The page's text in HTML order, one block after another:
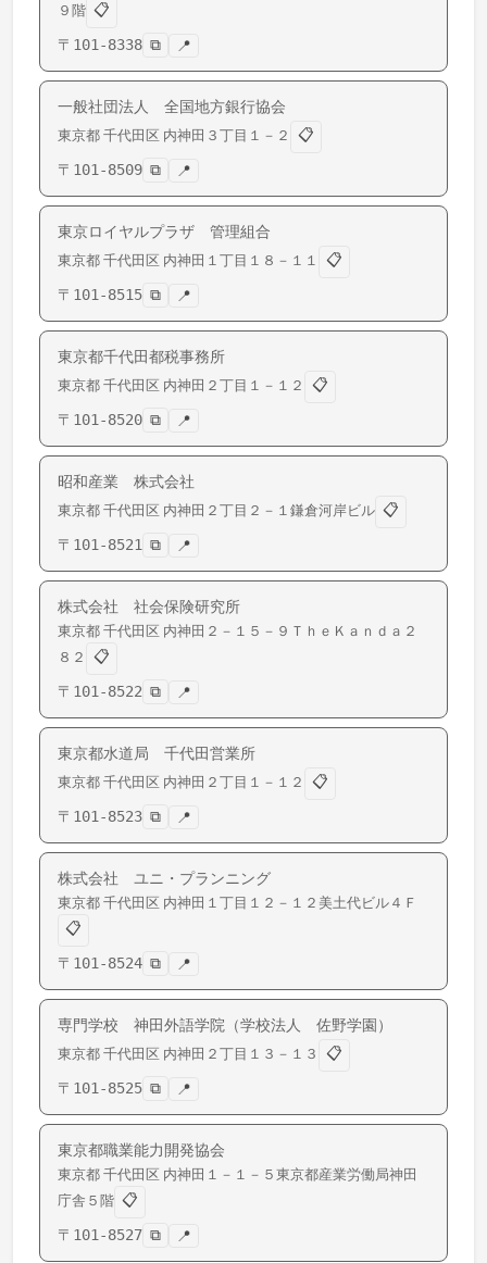
９階 📋
〒 101-8338 ⧉ 📍
一般社団法人 全国地方銀行協会
東京都 千代田区 内神田 ３丁目１－２
📋
〒 101-8509 ⧉ 📍
東京ロイヤルプラザ 管理組合
東京都 千代田区 内神田 １丁目１８－１１
📋
〒 101-8515 ⧉ 📍
東京都千代田都税事務所
東京都 千代田区 内神田 ２丁目１－１２
📋
〒 101-8520 ⧉ 📍
昭和産業 株式会社
東京都 千代田区 内神田 ２丁目２－１鎌倉河岸ビル 📋
〒 101-8521 ⧉ 📍
株式会社 社会保険研究所
東京都 千代田区 内神田 ２－１５－９ＴｈｅＫａｎｄａ２
８２
📋
〒 101-8522 ⧉ 📍
東京都水道局 千代田営業所
東京都 千代田区 内神田 ２丁目１－１２
📋
〒 101-8523 ⧉ 📍
株式会社 ユニ・プランニング
東京都 千代田区 内神田 １丁目１２－１２美土代ビル４Ｆ
📋
〒 101-8524 ⧉ 📍
専門学校 神田外語学院（学校法人 佐野学園）
東京都 千代田区 内神田 ２丁目１３－１３
📋
〒 101-8525 ⧉ 📍
東京都職業能力開発協会
東京都 千代田区 内神田 １－１－５東京都産業労働局神田
庁舎５階 📋
〒 101-8527 ⧉ 📍